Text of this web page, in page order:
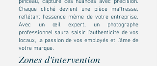
pinceau, capture ces nuances avec précision.
Chaque cliché devient une pièce maîtresse,
reflétant l'essence même de votre entreprise.
Avec un œil expert, un photographe
professionnel saura saisir l'authenticité de vos
locaux, la passion de vos employés et l'âme de
votre marque.
Zones d'intervention